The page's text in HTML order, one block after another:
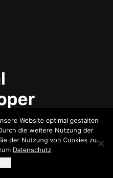
Website optimal gestalten
die weitere Nutzung der
der Nutzung von Cookies zu.
Datenschutz